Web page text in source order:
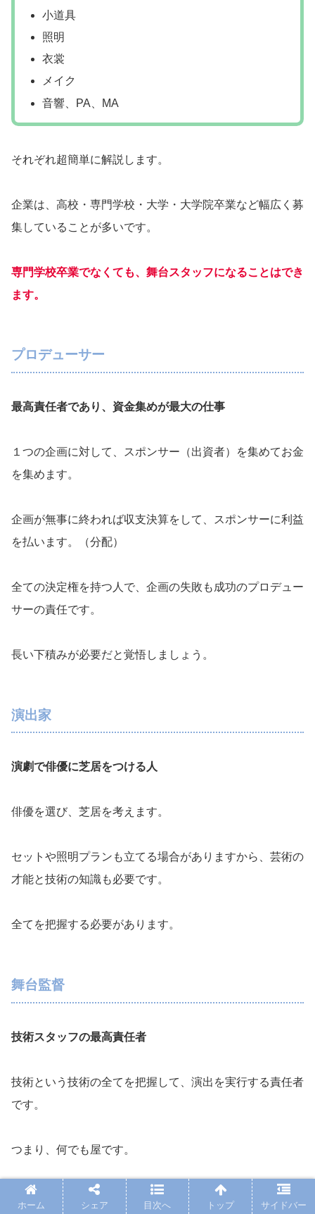
小道具
照明
衣裳
メイク
音響、PA、MA
それぞれ超簡単に解説します。
企業は、高校・専門学校・大学・大学院卒業など幅広く募
集していることが多いです。
専門学校卒業でなくても、舞台スタッフになることはでき
ます。
プロデューサー
最高責任者であり、資金集めが最大の仕事
１つの企画に対して、スポンサー（出資者）を集めてお金
を集めます。
企画が無事に終われば収支決算をして、スポンサーに利益
を払います。（分配）
全ての決定権を持つ人で、企画の失敗も成功のプロデュー
サーの責任です。
長い下積みが必要だと覚悟しましょう。
演出家
演劇で俳優に芝居をつける人
俳優を選び、芝居を考えます。
セットや照明プランも立てる場合がありますから、芸術の
才能と技術の知識も必要です。
全てを把握する必要があります。
舞台監督
技術スタッフの最高責任者
技術という技術の全てを把握して、演出を実行する責任者
です。
つまり、何でも屋です。
大道具
ホーム シェア 目次へ トップ サイドバー